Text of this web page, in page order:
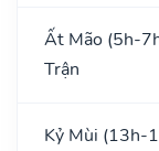
Ất Mão (5h-
Trận
Kỷ Mùi (13h-